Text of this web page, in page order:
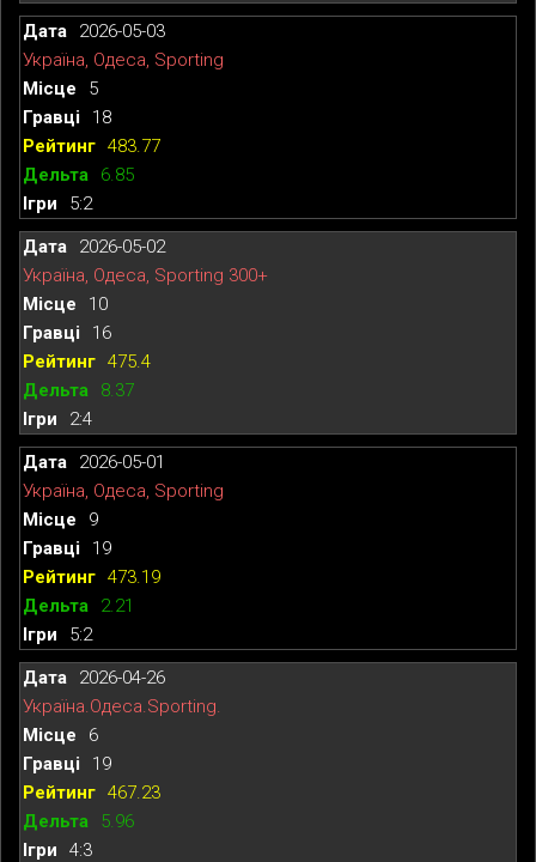
2026-05-03
Україна, Одеса, Sporting
5
18
483.77
6.85
5:2
2026-05-02
Україна, Одеса, Sporting 300+
10
16
475.4
8.37
2:4
2026-05-01
Україна, Одеса, Sporting
9
19
473.19
2.21
5:2
2026-04-26
Україна.Одеса.Sporting.
6
19
467.23
5.96
4:3